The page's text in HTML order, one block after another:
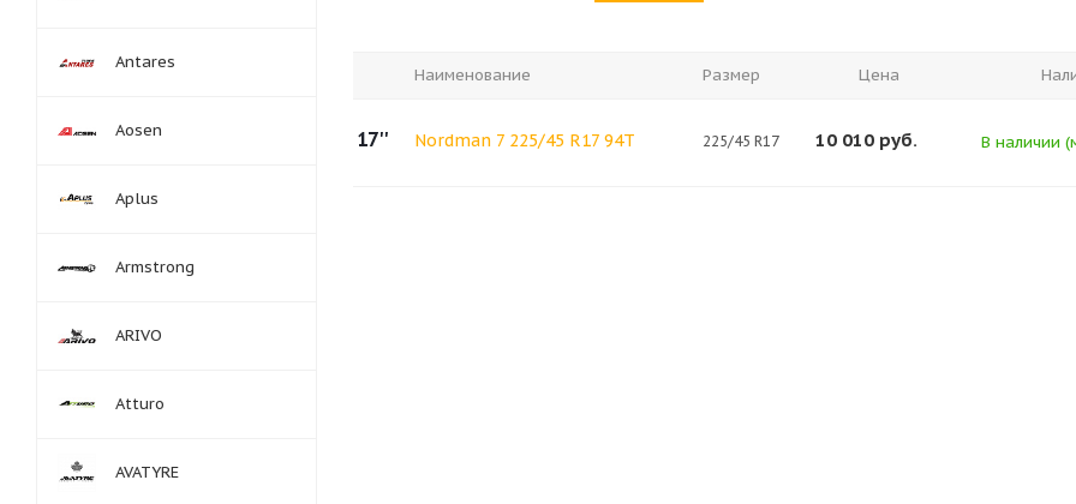
Наименование Размер Цена
17'' Nordman 7 225/45 R17 94T 225/45 R17 10 010 руб. В наличии
Antares
Aosen
Aplus
Armstrong
ARIVO
Atturo
AVATYRE